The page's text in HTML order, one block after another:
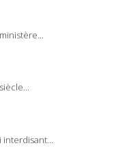
interdisant...